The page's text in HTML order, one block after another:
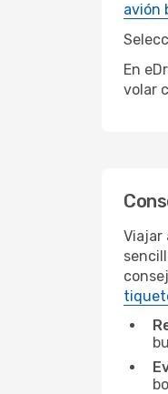
avión
En
volar
Viajar